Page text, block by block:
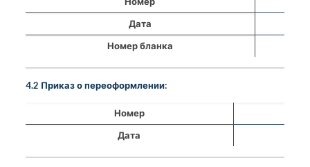
Дата
Номер бланка
4.2 Приказ о переоформлении:
Номер
Дата